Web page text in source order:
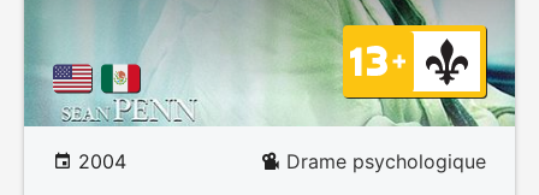
2004 Drame psychologique